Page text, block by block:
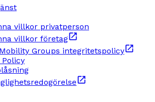
villkor privatperson
villkor företag
Groups integritetspolicy
Policy